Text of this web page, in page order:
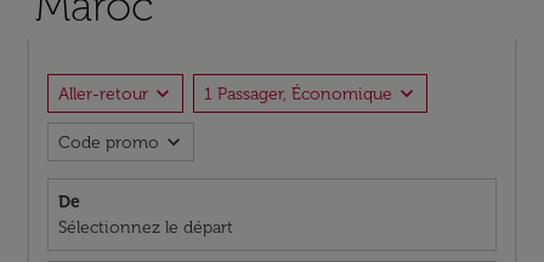
Aller-retour expand_more 1 Passager, Économique expand_more
Code promo expand_more
De
Sélectionnez le départ